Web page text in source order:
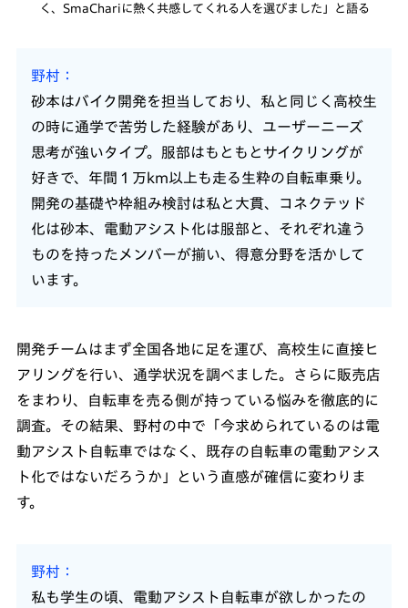
く、SmaChariに熱く共感してくれる人を選びました」と語る
野村
砂本はバイク開発を担当しており、私と同じく高校生
の時に通学で苦労した経験があり、ユーザーニーズ
思考が強いタイプ。服部はもともとサイクリングが
好きで、年間１万km以上も走る生粋の自転車乗り。
開発の基礎や枠組み検討は私と大貫、コネクテッド
化は砂本、電動アシスト化は服部と、それぞれ違う
ものを持ったメンバーが揃い、得意分野を活かして
います。
開発チームはまず全国各地に足を運び、高校生に直接ヒ
アリングを行い、通学状況を調べました。さらに販売店
をまわり、自転車を売る側が持っている悩みを徹底的に
調査。その結果、野村の中で「今求められているのは電
動アシスト自転車ではなく、既存の自転車の電動アシス
ト化ではないだろうか」という直感が確信に変わりま
す。
野村
私も学生の頃、電動アシスト自転車が欲しかったの